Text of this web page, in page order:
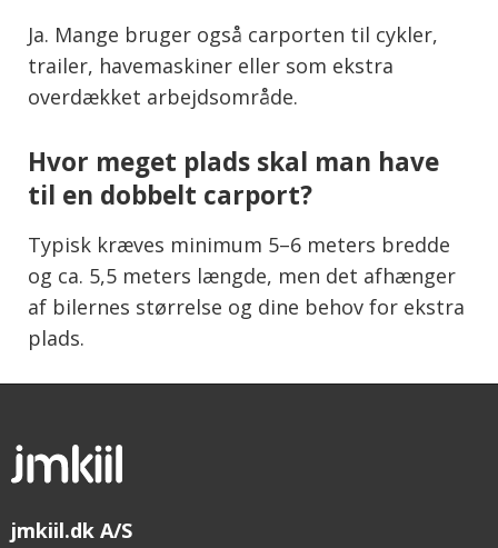
Ja. Mange bruger også carporten til cykler,
trailer, havemaskiner eller som ekstra
overdækket arbejdsområde.
Hvor meget plads skal man have
til en dobbelt carport?
Typisk kræves minimum 5–6 meters bredde
og ca. 5,5 meters længde, men det afhænger
af bilernes størrelse og dine behov for ekstra
plads.
jmkiil.dk A/S